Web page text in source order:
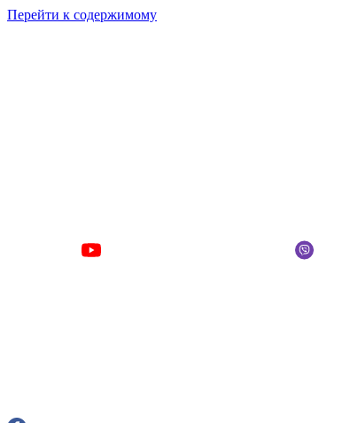
Перейти к содержимому